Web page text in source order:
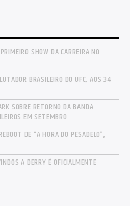
SHOW DA CARREIRA NO
BRASILEIRO DO UFC, AOS 34
SOBRE RETORNO DA BANDA
EM SETEMBRO
DE “A HORA DO PESADELO”,
A DERRY É OFICIALMENTE